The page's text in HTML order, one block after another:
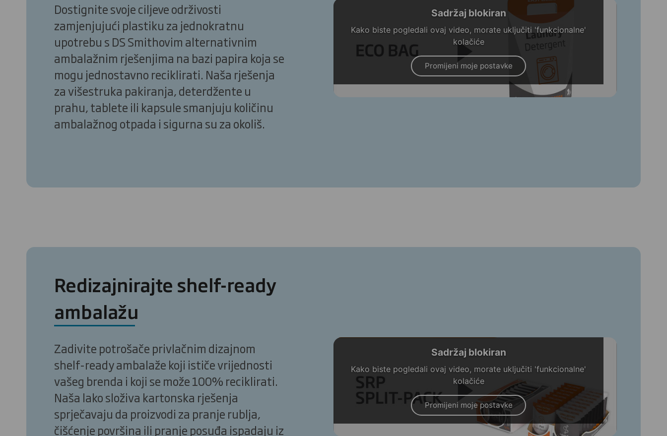
Sadržaj blokiran
Kako biste pogledali ovaj video, morate uključiti 'funkcionalne'
kolačiće
Promijeni moje postavke
Dostignite svoje ciljeve održivosti
zamjenjujući plastiku za jednokratnu
upotrebu s DS Smithovim alternativnim
ambalažnim rješenjima na bazi papira koja se
mogu jednostavno reciklirati. Naša rješenja
za višestruka pakiranja, deterdžente u
prahu, tablete ili kapsule smanjuju količinu
ambalažnog otpada i sigurna su za okoliš.
Sadržaj blokiran
Kako biste pogledali ovaj video, morate uključiti 'funkcionalne'
kolačiće
Promijeni moje postavke
Redizajnirajte shelf-ready
ambalažu
Zadivite potrošače privlačnim dizajnom
shelf-ready ambalaže koji ističe vrijednosti
vašeg brenda i koji se može 100% reciklirati.
Naša lako složiva kartonska rješenja
sprječavaju da proizvodi za pranje rublja,
čišćenje površina ili pranje posuđa ispadaju iz